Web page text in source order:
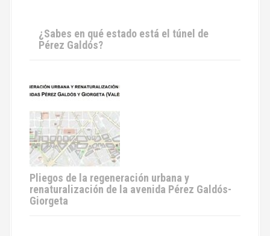
¿Sabes en qué estado está el túnel de
Pérez Galdós?
Pliegos de la regeneración urbana y
renaturalización de la avenida Pérez Galdós-
Giorgeta